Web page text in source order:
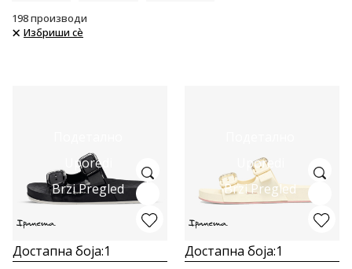
198производи
Избриши сè
Uporedi
Brzi Pregled
Достапна боја:1
Uporedi
Brzi Pregled
Достапна боја:1